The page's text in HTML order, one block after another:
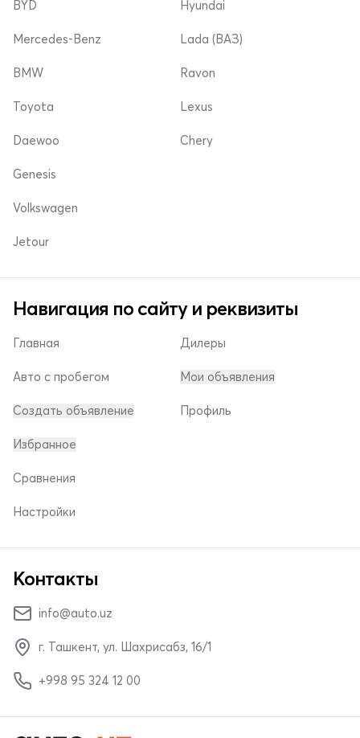
BYD
Mercedes-Benz
Hyundai
Lada (ВАЗ)
BMW
Toyota
Daewoo
Ravon
Lexus
Chery
Genesis
Volkswagen
Jetour
Навигация по сайту и реквизиты
Главная
Авто с пробегом
Создать объявление
Дилеры
Мои объявления
Профиль
Избранное
Сравнения
Настройки
Контакты
info@auto.uz
г. Ташкент, ул. Шахрисабз, 16/1
+998 95 324 12 00